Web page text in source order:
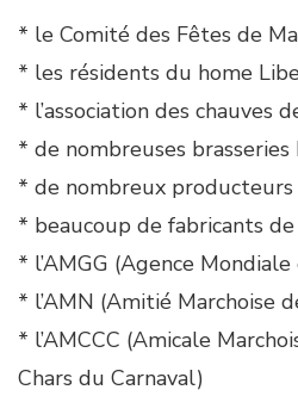
* le Comité des Fêtes de
* les résidents du home
* l’association des chauves
* de nombreuses brasseries
* de nombreux producteurs
* beaucoup de fabricants
* l’AMGG (Agence
* l’AMN (Amitié Marchoise
* l’AMCCC (Amicale
Chars du Carnaval)